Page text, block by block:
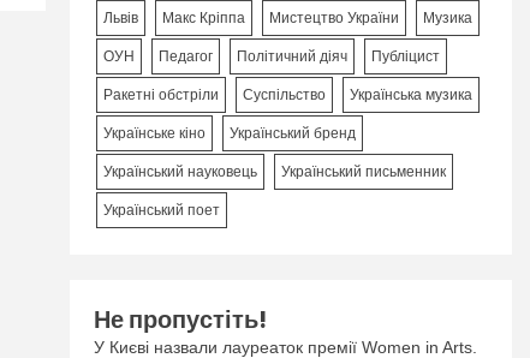
Львів Макс Кріппа Мистецтво України Музика
ОУН Педагог Політичний діяч Публіцист
Ракетні обстріли Суспільство Українська музика
Українське кіно Український бренд
Український науковець Український письменник
Український поет
Не пропустіть!
У Києві назвали лауреаток премії Women in Arts.